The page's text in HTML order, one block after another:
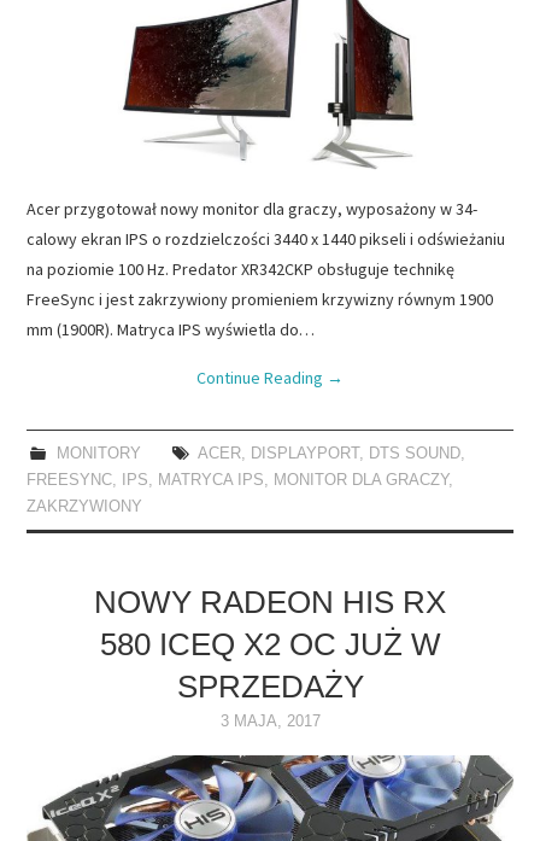
Acer przygotował nowy monitor dla graczy, wyposażony w 34-
calowy ekran IPS o rozdzielczości 3440 x 1440 pikseli i odświeżaniu
na poziomie 100 Hz. Predator XR342CKP obsługuje technikę
FreeSync i jest zakrzywiony promieniem krzywizny równym 1900
mm (1900R). Matryca IPS wyświetla do…
Continue Reading →
MONITORY ACER, DISPLAYPORT , DTS SOUND,
FREESYNC, IPS, MATRYCA IPS, MONITOR DLA GRACZY,
ZAKRZYWIONY
NOWY RADEON HIS RX
580 ICEQ X2 OC JUŻ W
SPRZEDAŻY
3 MAJA, 2017